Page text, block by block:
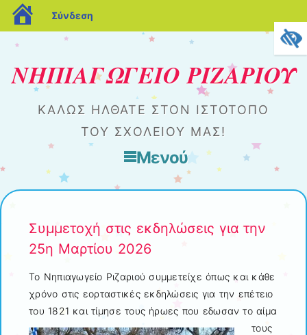
blogs.sch.gr
Σύνδεση
ΝΗΠΙΑΓΩΓΕΙΟ ΡΙΖΑΡΙΟΥ
ΚΑΛΏΣ ΉΛΘΑΤΕ ΣΤΟΝ ΙΣΤΌΤΟΠΟ
ΤΟΥ ΣΧΟΛΕΊΟΥ ΜΑΣ!
Μενού
Μετάβαση στο περιεχόμενο
Συμμετοχή στις εκδηλώσεις για την
25η Μαρτίου 2026
Το Νηπιαγωγείο Ριζαριού συμμετείχε όπως και κάθε
χρόνο στις εορταστικές εκδηλώσεις για την επέτειο
του 1821 και τίμησε τους ήρωες που εδωσαν το αίμα
τους